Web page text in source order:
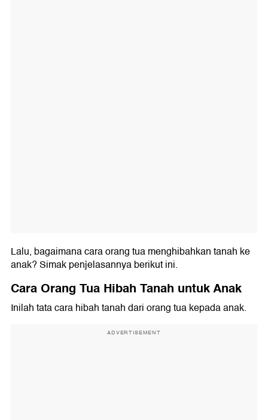
Lalu, bagaimana cara orang tua menghibahkan tanah ke
anak? Simak penjelasannya berikut ini.
Cara Orang Tua Hibah Tanah untuk Anak
Inilah tata cara hibah tanah dari orang tua kepada anak.
ADVERTISEMENT